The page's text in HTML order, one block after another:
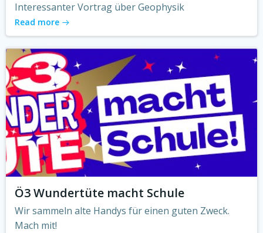
Interessanter Vortrag über Geophysik
Read more
Ö3 Wundertüte macht Schule
Wir sammeln alte Handys für einen guten Zweck.
Mach mit!